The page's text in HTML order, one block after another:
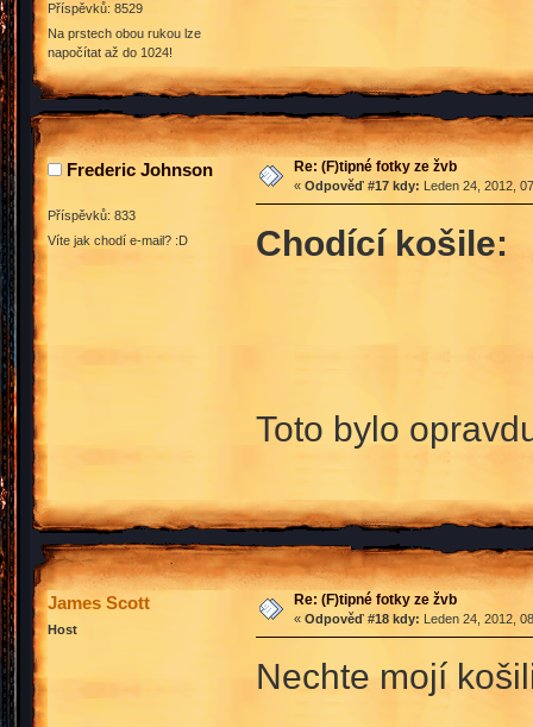
Příspěvků: 8529
Na prstech obou rukou lze
napočítat až do 1024!
Frederic Johnson
Příspěvků: 833
Víte jak chodí e-mail? :D
Re: (F)tipné fotky ze žvb
« Odpověď #17 kdy: Leden 24, 2012,
Chodící košile:
Toto bylo
James Scott
Host
Re: (F)tipné fotky ze žvb
« Odpověď #18 kdy: Leden 24, 2012,
Nechte mojí